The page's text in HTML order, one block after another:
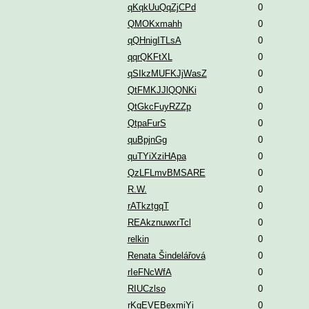
qKqkUuQqZjCPd
0
QMOKxmahh
0
qQHnigITLsA
0
qqrQKFtXL
0
qSIkzMUFKJjWasZ
0
QtFMKJJlQQNKi
0
QtGkcFuyRZZp
0
QtpaFurS
0
quBpjnGg
0
quTYiXziHApa
0
QzLFLmvBMSARE
0
R.W.
0
rATkztgqT
0
REAkznuwxrTcl
0
relkin
0
Renata Šindelářová
0
rIeFNcWfA
0
RIUCzlso
0
rKgEVEBexmiYi
0